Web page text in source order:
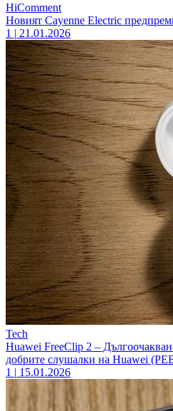
HiComment
Новият Cayenne Electric
1 | 21.01.2026
Tech
Huawei FreeClip 2 –
добрите слушалки на Huawei
1 | 15.01.2026